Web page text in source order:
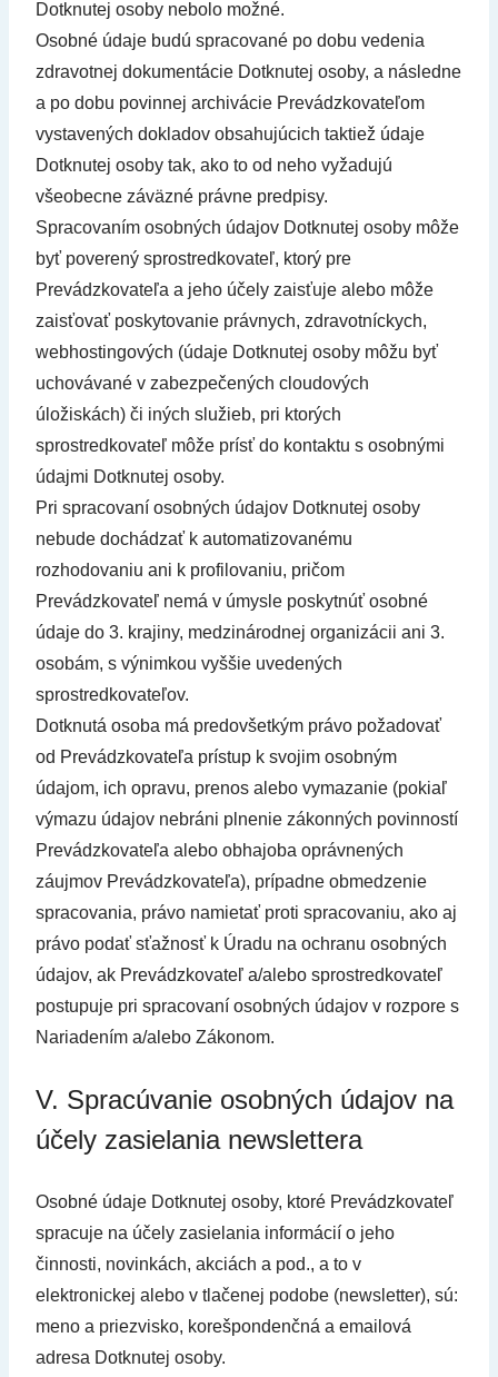
Dotknutej osoby nebolo možné.
Osobné údaje budú spracované po dobu vedenia
zdravotnej dokumentácie Dotknutej osoby, a následne
a po dobu povinnej archivácie Prevádzkovateľom
vystavených dokladov obsahujúcich taktiež údaje
Dotknutej osoby tak, ako to od neho vyžadujú
všeobecne záväzné právne predpisy.
Spracovaním osobných údajov Dotknutej osoby môže
byť poverený sprostredkovateľ, ktorý pre
Prevádzkovateľa a jeho účely zaisťuje alebo môže
zaisťovať poskytovanie právnych, zdravotníckych,
webhostingových (údaje Dotknutej osoby môžu byť
uchovávané v zabezpečených cloudových
úložiskách) či iných služieb, pri ktorých
sprostredkovateľ môže prísť do kontaktu s osobnými
údajmi Dotknutej osoby.
Pri spracovaní osobných údajov Dotknutej osoby
nebude dochádzať k automatizovanému
rozhodovaniu ani k profilovaniu, pričom
Prevádzkovateľ nemá v úmysle poskytnúť osobné
údaje do 3. krajiny, medzinárodnej organizácii ani 3.
osobám, s výnimkou vyššie uvedených
sprostredkovateľov.
Dotknutá osoba má predovšetkým právo požadovať
od Prevádzkovateľa prístup k svojim osobným
údajom, ich opravu, prenos alebo vymazanie (pokiaľ
výmazu údajov nebráni plnenie zákonných povinností
Prevádzkovateľa alebo obhajoba oprávnených
záujmov Prevádzkovateľa), prípadne obmedzenie
spracovania, právo namietať proti spracovaniu, ako aj
právo podať sťažnosť k Úradu na ochranu osobných
údajov, ak Prevádzkovateľ a/alebo sprostredkovateľ
postupuje pri spracovaní osobných údajov v rozpore s
Nariadením a/alebo Zákonom.
V. Spracúvanie osobných údajov na
účely zasielania newslettera
Osobné údaje Dotknutej osoby, ktoré Prevádzkovateľ
spracuje na účely zasielania informácií o jeho
činnosti, novinkách, akciách a pod., a to v
elektronickej alebo v tlačenej podobe (newsletter), sú:
meno a priezvisko, korešpondenčná a emailová
adresa Dotknutej osoby.